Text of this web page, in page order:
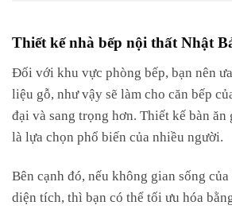
Thiết kế nhà bếp nội thất Nhật
Đối với khu vực phòng bếp, bạn nên
liệu gỗ, như vậy sẽ làm cho căn bếp
đại và sang trọng hơn. Thiết kế bàn ăn
là lựa chọn phổ biến của nhiều người.
Bên cạnh đó, nếu không gian sống
diện tích, thì bạn có thể tối ưu hóa